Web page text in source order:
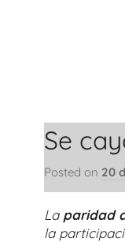
Se
Posted on 20
La paridad
la